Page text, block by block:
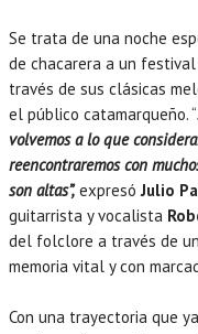
Se trata de una noche
de chacarera a un
través de sus clásicas
el público catamarqueño. “
volvemos a lo que
reencontraremos con
son altas”,expresó Julio
guitarrista y vocalista
del folclore a través de
memoria vital y con
Con una trayectoria que